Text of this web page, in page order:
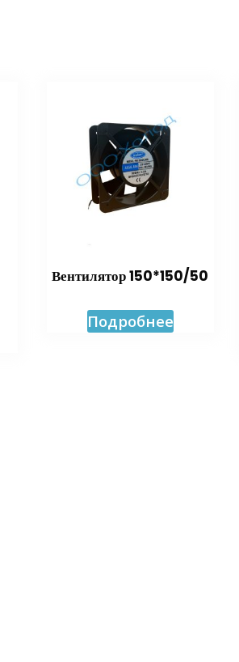
Вентилятор 150*150/50
Подробнее